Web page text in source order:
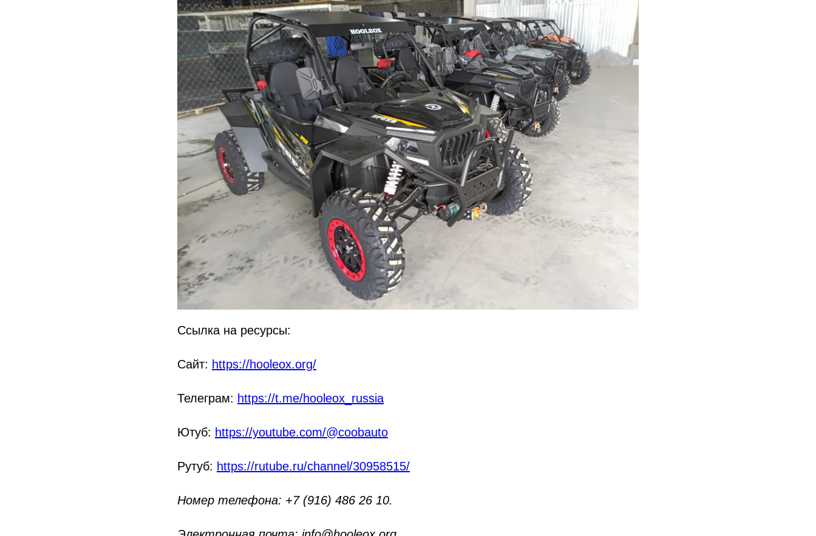
Ссылка на ресурсы:
Сайт: https://hooleox.org/
Телеграм: https://t.me/hooleox_russia
Ютуб: https://youtube.com/@coobauto
Рутуб: https://rutube.ru/channel/30958515/
Номер телефона: +7 (916) 486 26 10.